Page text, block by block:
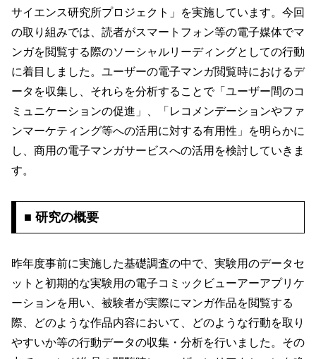
サイエンス研究所プロジェクト」を実施しています。今回
の取り組みでは、読者がスマートフォン等の電子媒体でマ
ンガを閲覧する際のソーシャルリーディングとしての行動
に着目しました。ユーザーの電子マンガ閲覧時におけるデ
ータを収集し、それらを分析することで「ユーザー間のコ
ミュニケーションの促進」、「レコメンデーションやファ
ンマーケティング等への活用に対する有用性」を明らかに
し、商用の電子マンガサービスへの活用を検討していきま
す。
■ 研究の概要
昨年度事前に実施した基礎調査の中で、実験用のデータセ
ットと初期的な実験用の電子コミックビューアーアプリケ
ーションを用い、被験者が実際にマンガ作品を閲覧する
際、どのような作品内容において、どのような行動を取り
やすいか等の行動データの収集・分析を行いました。その